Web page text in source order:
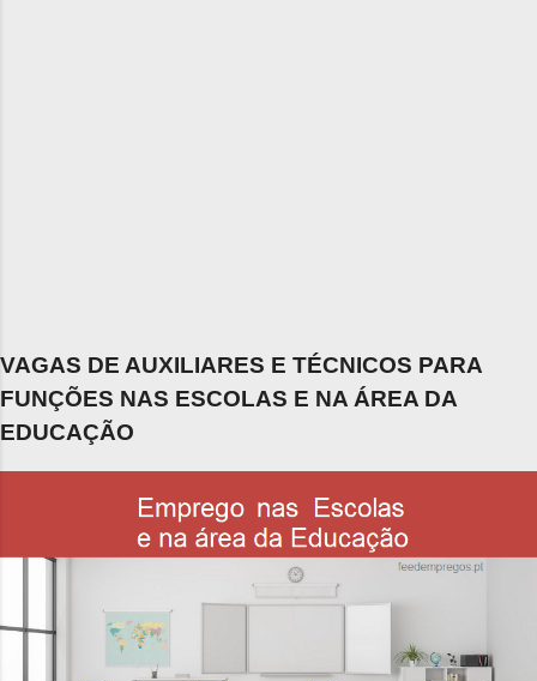
VAGAS DE AUXILIARES E TÉCNICOS PARA
FUNÇÕES NAS ESCOLAS E NA ÁREA DA
EDUCAÇÃO